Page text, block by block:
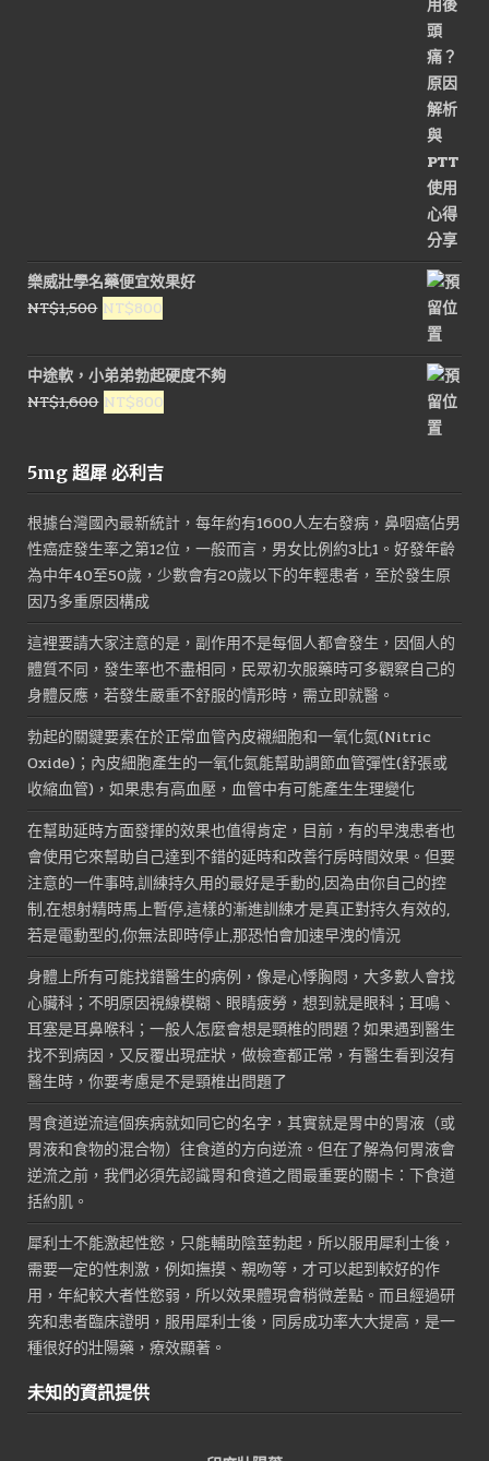
樂威壯學名藥便宜效果好
NT$1,500 原
價
格：
NT$1,500。
NT$800
價
格：
NT$800。
中途軟，小弟弟勃起硬度不夠
NT$1,600 原
格：
NT$800
5mg 超犀 必利吉
根據台灣國內最新統計，每年約有1600人左右發病，鼻咽癌佔男
性癌症發生率之第12位，一般而言，男女比例約3比1。好發年齡
為中年40至50歲，少數會有20歲以下的年輕患者，至於發生原
因乃多重原因構成
這裡要請大家注意的是，副作用不是每個人都會發生，因個人的
體質不同，發生率也不盡相同，民眾初次服藥時可多觀察自己的
身體反應，若發生嚴重不舒服的情形時，需立即就醫。
勃起的關鍵要素在於正常血管內皮襯細胞和一氧化氮(Nitric
Oxide)；內皮細胞產生的一氧化氮能幫助調節血管彈性(舒張或
收縮血管)，如果患有高血壓，血管中有可能產生生理變化
在幫助延時方面發揮的效果也值得肯定，目前，有的早洩患者也
會使用它來幫助自己達到不錯的延時和改善行房時間效果。但要
注意的一件事時,訓練持久用的最好是手動的,因為由你自己的控
制,在想射精時馬上暫停,這樣的漸進訓練才是真正對持久有效的,
若是電動型的,你無法即時停止,那恐怕會加速早洩的情況
身體上所有可能找錯醫生的病例，像是心悸胸悶，大多數人會找
心臟科；不明原因視線模糊、眼睛疲勞，想到就是眼科；耳鳴、
耳塞是耳鼻喉科；一般人怎麼會想是頸椎的問題？如果遇到醫生
找不到病因，又反覆出現症狀，做檢查都正常，有醫生看到沒有
醫生時，你要考慮是不是頸椎出問題了
胃食道逆流這個疾病就如同它的名字，其實就是胃中的胃液（或
胃液和食物的混合物）往食道的方向逆流。但在了解為何胃液會
逆流之前，我們必須先認識胃和食道之間最重要的關卡：下食道
括約肌。
犀利士不能激起性慾，只能輔助陰莖勃起，所以服用犀利士後，
需要一定的性刺激，例如撫摸、親吻等，才可以起到較好的作
用，年紀較大者性慾弱，所以效果體現會稍微差點。而且經過研
究和患者臨床證明，服用犀利士後，同房成功率大大提高，是一
種很好的壯陽藥，療效顯著。
未知的資訊提供